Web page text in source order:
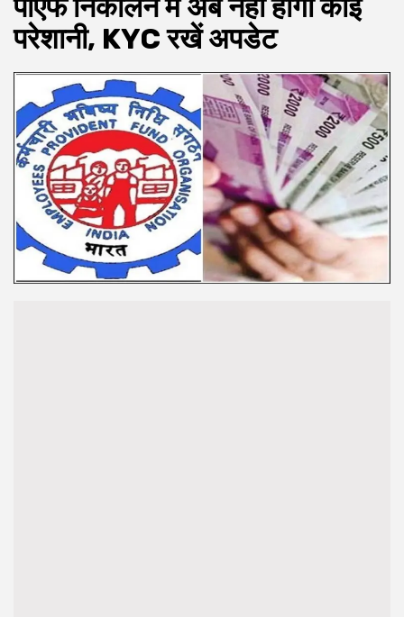
पीएफ निकालने में अब नहीं होगी कोई
परेशानी, KYC रखें अपडेट